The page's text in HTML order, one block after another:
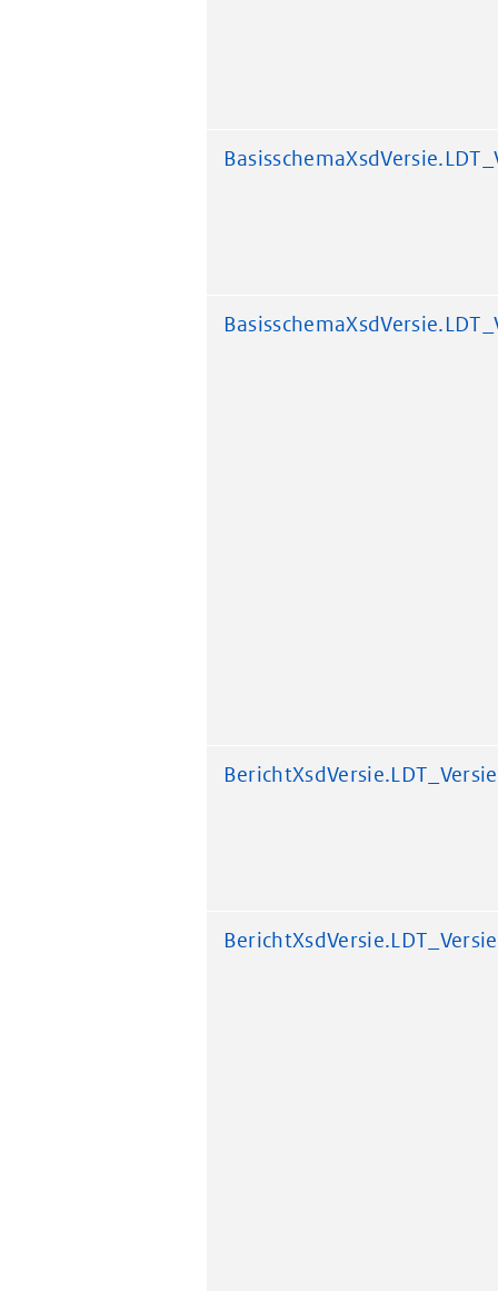
BerichtXsdVersie.LDT_Versie
BerichtXsdVersie.LDT_Versie